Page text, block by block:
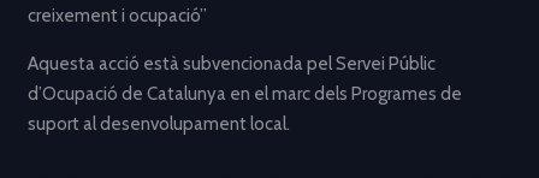
creixement i ocupació”
Aquesta acció està subvencionada pel Servei Públic
d’Ocupació de Catalunya en el marc dels Programes de
suport al desenvolupament local.